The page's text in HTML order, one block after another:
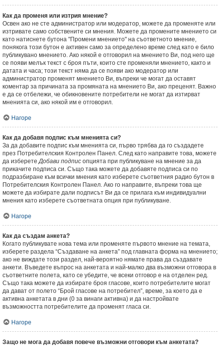
Как да променя или изтрия мнение?
Освен ако не сте администратор или модератор, можете да променяте или
изтривате само собствените си мнения. Можете да промените мнението си
като натиснете бутона "Промени мнението" на съответното мнение,
понякога този бутон е активен само за определено време след като е било
публикувано мнението. Ако някой е отговорил на мнението Ви, под него ще
се появи мелък текст с броя пъти, които сте променяли мнението, както и
датата и часа; този текст няма да се появи ако модератор или
администратор променят мнението Ви, въпреки че могат да оставят
коментар за причината за промяната на мнението Ви, ако преценят. Важно
е да се отбележи, че обикновените потребители не могат да изтирват
мненията си, ако някой им е отговорил.
Нагоре
Как да добавя подпис към мненията си?
За да добавите подпис към мненията си, първо трябва да го създадете
през Потребителския Контролен Панел. След като направите това, можете
да изберетеДобави подпис опцията при публикуване на мнение за да
прикачите подписа си. Също така можете да добавяте подписа си по
подразбиране към всички мнения като изберете съответния радио бутон в
Потребителския Контролен Панел. Ако го направите, въпреки това ще
можете да избирате дали подписът Ви да се прилага към индивидуални
мнения като изберете съответната опция при публикуване.
Нагоре
Как да създам анкета?
Когато публикувате нова тема или променяте първото мнение на темата,
изберете раздела “Създаване на анкета” под главната форма на мнението;
ако не виждате този раздел, най-вероятно нямате права да създавате
анкети. Въведете въпрос на анкетата и най-малко два възможни отговора в
съответните полета, като се убедите, че всеки отговор е на отделен ред.
Също така можете да избирате броя гласове, които потребителите могат
да дават от полето “Брой гласове на потребител”, време, за което да е
активна анкетата в дни (0 за винаги активна) и да настройвате
възможността потребителите да променят гласа си.
Нагоре
Защо не мога да добавя повече възможни отговори към анкетата?